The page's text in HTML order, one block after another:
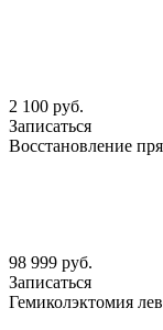
2 100 руб.
Записаться
Восстановление
98 999 руб.
Записаться
Гемиколэктомия